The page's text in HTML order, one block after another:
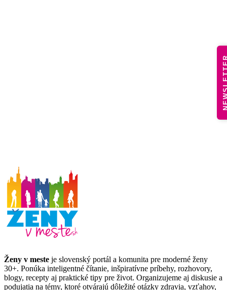
Ženy v meste je slovenský portál a komunita pre moderné ženy
30+. Ponúka inteligentné čítanie, inšpiratívne príbehy, rozhovory,
blogy, recepty aj praktické tipy pre život. Organizujeme aj diskusie a
podujatia na témy, ktoré otvárajú dôležité otázky zdravia, vzťahov,